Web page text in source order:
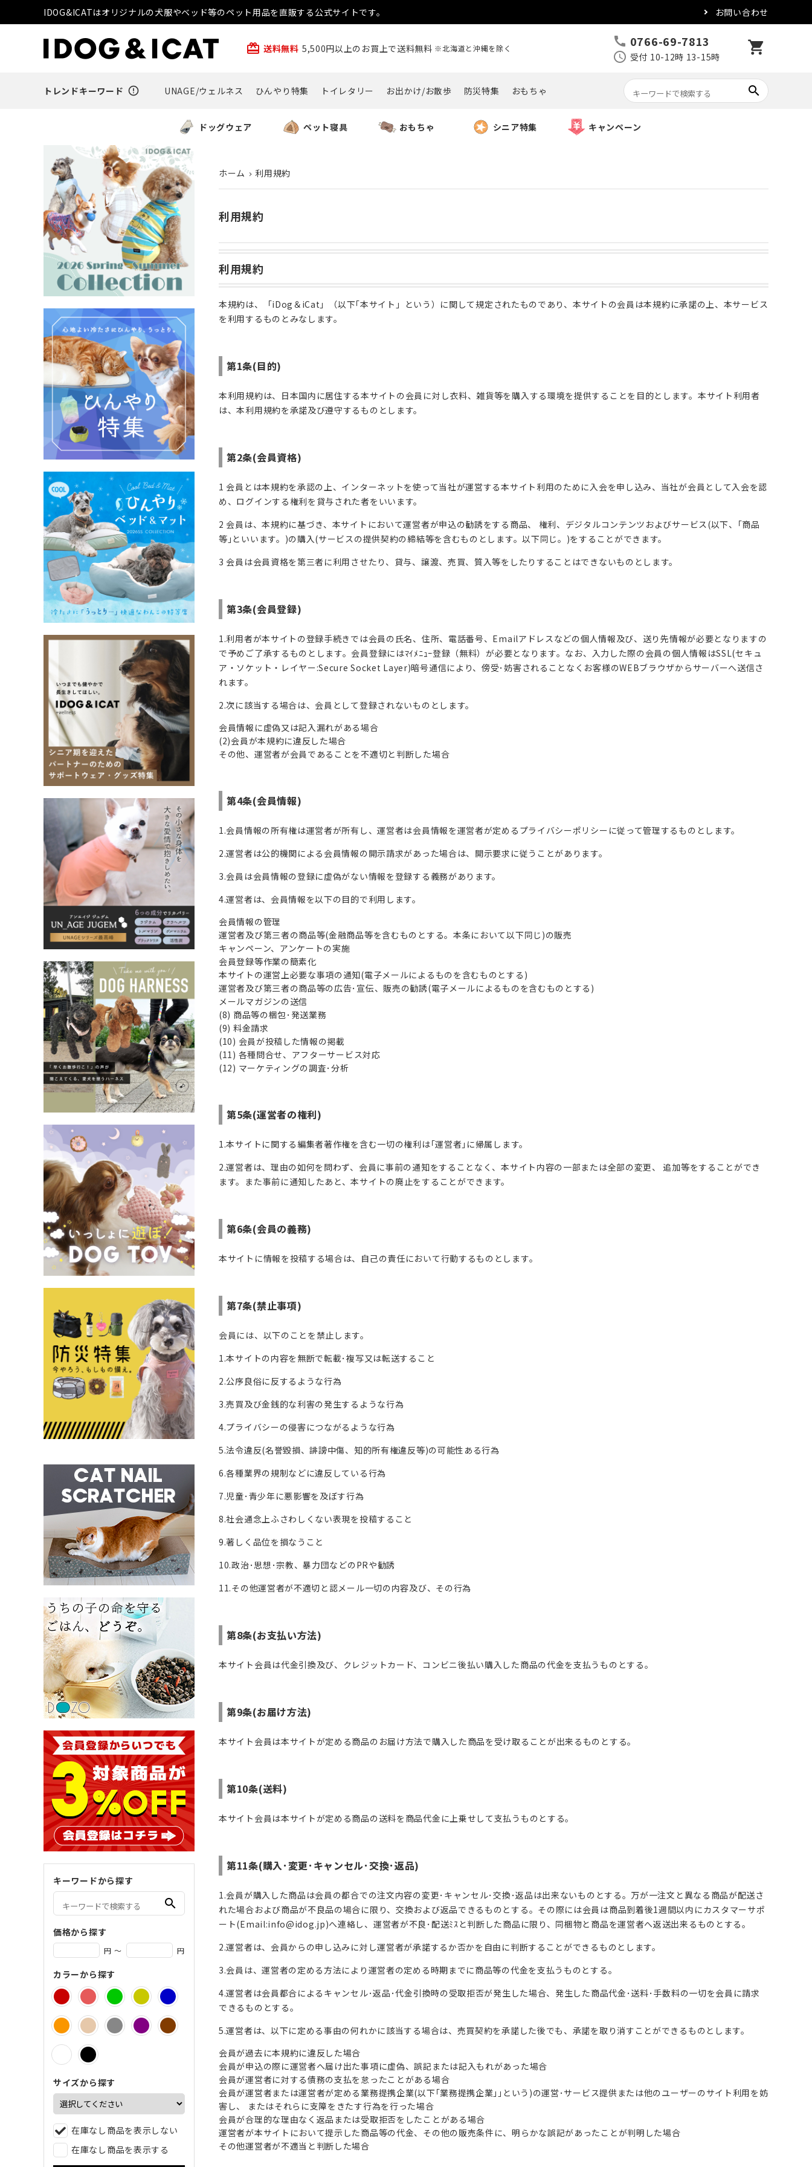
IDOG&ICATはオリジナルの犬服やベッド等のペット用品を直販する公式サイトです。 お問い合わせ
card_giftcard 送料無料 5,500円以上のお買上で送料無料 ※北海道と沖縄を除く call 0766-69-7813
schedule 受付 10-12時 13-15時
shopping_cart
トレンドキーワード error_outline UNAGE/ウェルネス ひんやり特集 トイレタリー お出かけ/お散歩 防災特集 おもちゃ search
ドッグウェア ペット寝具 おもちゃ シニア特集 キャンペーン
ホーム 利用規約
利用規約
利用規約
本規約は、「iDog＆iCat」（以下｢本サイト」という）に関して規定されたものであり、本サイトの会員は本規約に承諾の上、本サービス
を利用するものとみなします。
第1条(目的)
本利用規約は、日本国内に居住する本サイトの会員に対し衣料、雑貨等を購入する環境を提供することを目的とします。本サイト利用者
は、本利用規約を承諾及び遵守するものとします。
第2条(会員資格)
1 会員とは本規約を承認の上、インターネットを使って当社が運営する本サイト利用のために入会を申し込み、当社が会員として入会を認
め、ログインする権利を貸与された者をいいます。
2 会員は、本規約に基づき、本サイトにおいて運営者が申込の勧誘をする商品、 権利、デジタルコンテンツおよびサービス(以下、｢商品
等｣といいます。)の購入(サービスの提供契約の締結等を含むものとします。以下同じ。)をすることができます。
3 会員は会員資格を第三者に利用させたり、貸与、譲渡、売買、質入等をしたりすることはできないものとします。
第3条(会員登録)
1.利用者が本サイトの登録手続きでは会員の氏名、住所、電話番号、Emailアドレスなどの個人情報及び、送り先情報が必要となりますの
で予めご了承するものとします。会員登録にはﾏｲﾒﾆｭｰ登録（無料）が必要となります。なお、入力した際の会員の個人情報はSSL(セキュ
ア・ソケット・レイヤー:Secure Socket Layer)暗号通信により、傍受･妨害されることなくお客様のWEBブラウザからサーバーへ送信さ
れます。
2.次に該当する場合は、会員として登録されないものとします。
会員情報に虚偽又は記入漏れがある場合
(2)会員が本規約に違反した場合
その他、運営者が会員であることを不適切と判断した場合
第4条(会員情報)
1.会員情報の所有権は運営者が所有し、運営者は会員情報を運営者が定めるプライバシーポリシーに従って管理するものとします。
2.運営者は公的機関による会員情報の開示請求があった場合は、開示要求に従うことがあります。
3.会員は会員情報の登録に虚偽がない情報を登録する義務があります。
4.運営者は、会員情報を以下の目的で利用します。
会員情報の管理
運営者及び第三者の商品等(金融商品等を含むものとする。本条において以下同じ)の販売
キャンペーン、アンケートの実施
会員登録等作業の簡素化
本サイトの運営上必要な事項の通知(電子メールによるものを含むものとする)
運営者及び第三者の商品等の広告･宣伝、販売の勧誘(電子メールによるものを含むものとする)
メールマガジンの送信
(8) 商品等の梱包･発送業務
(9) 料金請求
(10) 会員が投稿した情報の掲載
(11) 各種問合せ、アフターサービス対応
(12) マーケティングの調査･分析
第5条(運営者の権利)
1.本サイトに関する編集者著作権を含む一切の権利は｢運営者｣に帰属します。
2.運営者は、理由の如何を問わず、会員に事前の通知をすることなく、本サイト内容の一部または全部の変更、 追加等をすることができ
ます。また事前に通知したあと、本サイトの廃止をすることができます。
第6条(会員の義務)
本サイトに情報を投稿する場合は、自己の責任において行動するものとします。
第7条(禁止事項)
会員には、以下のことを禁止します。
1.本サイトの内容を無断で転載･複写又は転送すること
2.公序良俗に反するような行為
3.売買及び金銭的な利害の発生するような行為
4.プライバシーの侵害につながるような行為
5.法令違反(名誉毀損、誹謗中傷、知的所有権違反等)の可能性ある行為
6.各種業界の規制などに違反している行為
7.児童･青少年に悪影響を及ぼす行為
8.社会通念上ふさわしくない表現を投稿すること
9.著しく品位を損なうこと
10.政治･思想･宗教、暴力団などのPRや勧誘
11.その他運営者が不適切と認メール一切の内容及び、その行為
第8条(お支払い方法)
本サイト会員は代金引換及び、クレジットカード、コンビニ後払い購入した商品の代金を支払うものとする。
第9条(お届け方法)
本サイト会員は本サイトが定める商品のお届け方法で購入した商品を受け取ることが出来るものとする。
第10条(送料)
本サイト会員は本サイトが定める商品の送料を商品代金に上乗せして支払うものとする。
第11条(購入･変更･キャンセル･交換･返品)
1.会員が購入した商品は会員の都合での注文内容の変更･キャンセル･交換･返品は出来ないものとする。万が一注文と異なる商品が配送さ
れた場合および商品が不良品の場合に限り、交換および返品できるものとする。その際には会員は商品到着後1週間以内にカスタマーサポ
ート(Email:info@idog.jp)へ連絡し、運営者が不良･配送ﾐｽと判断した商品に限り、同梱物と商品を運営者へ返送出来るものとする。
2.運営者は、会員からの申し込みに対し運営者が承諾するか否かを自由に判断することができるものとします。
3.会員は、運営者の定める方法により運営者の定める時期までに商品等の代金を支払うものとする。
4.運営者は会員都合によるキャンセル･返品･代金引換時の受取拒否が発生した場合、発生した商品代金･送料･手数料の一切を会員に請求
できるものとする。
5.運営者は、以下に定める事由の何れかに該当する場合は、売買契約を承諾した後でも、承諾を取り消すことができるものとします。
会員が過去に本規約に違反した場合
会員が申込の際に運営者へ届け出た事項に虚偽、誤記または記入もれがあった場合
会員が運営者に対する債務の支払を怠ったことがある場合
会員が運営者または運営者が定める業務提携企業(以下｢業務提携企業｣｣という)の運営･サービス提供または他のユーザーのサイト利用を妨
害し、 またはそれらに支障をきたす行為を行った場合
会員が合理的な理由なく返品または受取拒否をしたことがある場合
運営者が本サイトにおいて提示した商品等の代金、その他の販売条件に、明らかな誤記があったことが判明した場合
その他運営者が不適当と判断した場合
キーワードから探す
search
価格から探す
円 ～ 円
カラーから探す
サイズから探す
在庫なし商品を表示しない
在庫なし商品を表示する